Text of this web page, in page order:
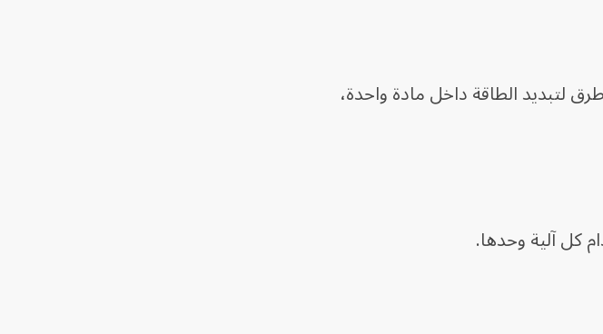
قالت الباحثة الرئيسية في الدراسة، شيويه لي، إن الباحثين دمجوا 3 طرق لتبديد الطاقة داخل مادة واحدة،
كل آلية وحدها.